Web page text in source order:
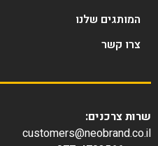
המותגים שלנו
צרו קשר
צרכנים: